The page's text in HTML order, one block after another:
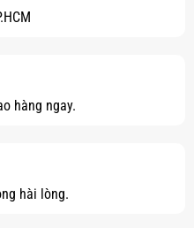
hàng ngay.
hài lòng.